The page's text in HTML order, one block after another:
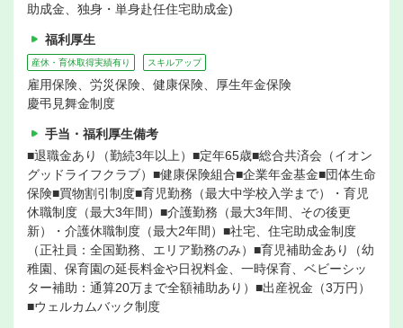
助成金、独身・単身赴任住宅助成金)
福利厚生
産休・育休取得実績有り スキルアップ
雇用保険、労災保険、健康保険、厚生年金保険
慶弔見舞金制度
手当・福利厚生備考
■退職金あり（勤続3年以上）■定年65歳■総合共済会（イオン
グッドライフクラブ）■健康保険組合■企業年金基金■団体生命
保険■買物割引制度■育児勤務（最大中学校入学まで）・育児
休職制度（最大3年間）■介護勤務（最大3年間、その後更
新）・介護休職制度（最大2年間）■社宅、住宅助成金制度
（正社員：全国勤務、エリア勤務のみ）■育児補助金あり（幼
稚園、保育園の延長料金や日祝料金、一時保育、ベビーシッ
ター補助：通算20万まで全額補助あり）■出産祝金（3万円）
■ウェルカムバック制度